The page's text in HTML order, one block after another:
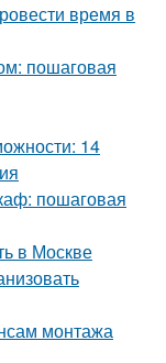
время в
пошаговая
14
пошаговая
в Москве
монтажа